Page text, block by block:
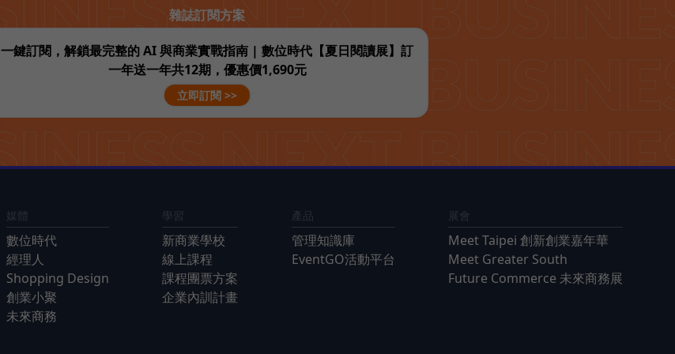
雜誌訂閱方案
一鍵訂閱，解鎖最完整的 AI 與商業實戰指南 | 數位時代【夏日閱讀展】訂
一年送一年共12期，優惠價1,690元
立即訂閱 >>
媒體
數位時代
經理人
Shopping Design
創業小聚
未來商務
學習
新商業學校
線上課程
課程團票方案
企業內訓計畫
產品
管理知識庫
EventGO活動平台
展會
Meet Taipei 創新創業嘉年華
Meet Greater South
Future Commerce 未來商務展